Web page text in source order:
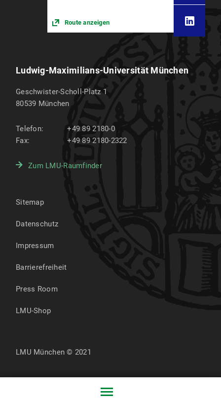
Route anzeigen
Ludwig-Maximilians-Universität München
Geschwister-Scholl-Platz 1
80539 München
Telefon:
+49 89 2180-0
Fax:
+49 89 2180-2322
Zum LMU-Raumfinder
Sitemap
Datenschutz
Impressum
Barrierefreiheit
Press Room
LMU-Shop
LMU München © 2021